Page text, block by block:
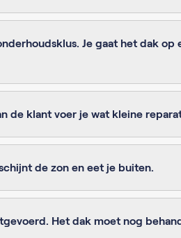
Je gaat het dak
de klant voer je wat kleine
de zon en eet je buiten.
Het dak moet nog